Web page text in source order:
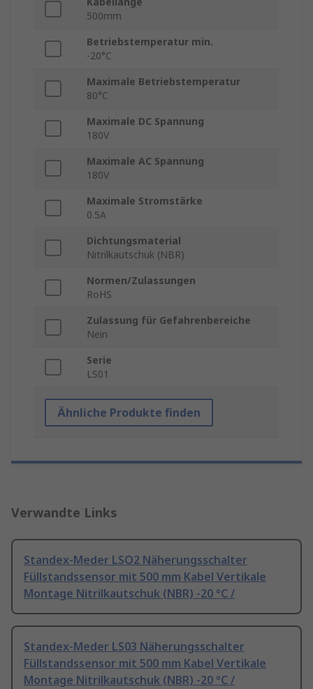
500mm
Betriebstemperatur min.
-20°C
Maximale Betriebstemperatur
80°C
Maximale DC Spannung
180V
Maximale AC Spannung
180V
Maximale Stromstärke
0.5A
Dichtungsmaterial
Nitrilkautschuk (NBR)
Normen/Zulassungen
RoHS
Zulassung für Gefahrenbereiche
Nein
Serie
LS01
Ähnliche Produkte finden
Verwandte Links
Standex-Meder LSO2 Näherungsschalter
Füllstandssensor mit 500 mm Kabel Vertikale
Montage Nitrilkautschuk (NBR) -20 °C /
Standex-Meder LS03 Näherungsschalter
Füllstandssensor mit 500 mm Kabel Vertikale
Montage Nitrilkautschuk (NBR) -20 °C /